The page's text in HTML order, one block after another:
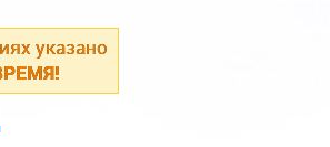
указано